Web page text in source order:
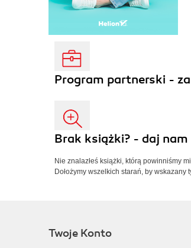
Program partnerski -
Brak książki? - daj nam
Nie znalazłeś książki, którą powinniśmy
Dołożymy wszelkich starań, by wskazany
Twoje Konto